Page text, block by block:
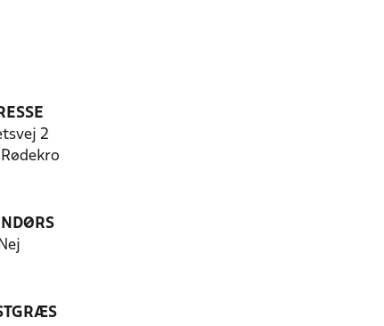
2
Nej